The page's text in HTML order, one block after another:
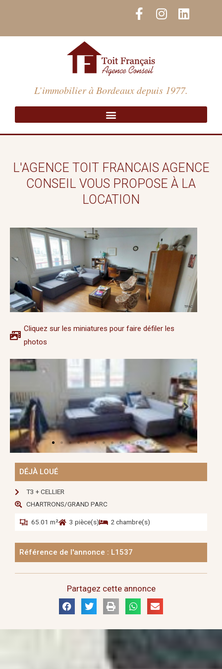
F
a
c
b
o
o
k
-
f
I
n
s
a
m
L
i
n
i
n
L’immobilier à Bordeaux depuis 1977.
L'AGENCE TOIT FRANCAIS AGENCE
CONSEIL VOUS PROPOSE À LA
LOCATION
Cliquez sur les miniatures pour faire défiler les
photos
DÉJÀ LOUÉ
T3 + CELLIER
CHARTRONS/GRAND PARC
65.01 m² 3 pièce(s) 2 chambre(s)
Référence de l'annonce : L1537
Partagez cette annonce